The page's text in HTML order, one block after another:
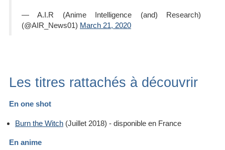
— A.I.R (Anime Intelligence (and) Research)
(@AIR_News01) March 21, 2020
Les titres rattachés à découvrir
En one shot
Burn the Witch (Juillet 2018) - disponible en France
En anime